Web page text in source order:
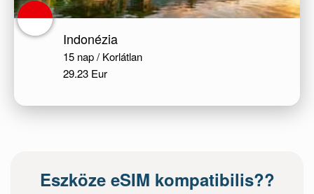
Indonézia
15 nap / Korlátlan
29.23 Eur
Eszköze eSIM kompatibilis??